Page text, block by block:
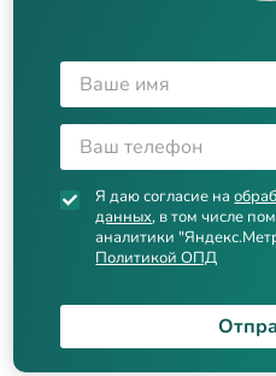
Я даю согласие на
данных, в том числе
аналитики
Политикой ОПД